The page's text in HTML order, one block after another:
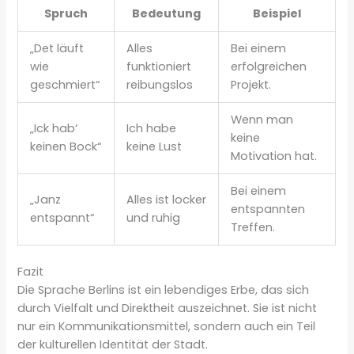
Spruch Bedeutung Beispiel
„Det läuft
wie
geschmiert“
Alles
funktioniert
reibungslos
Bei einem
erfolgreichen
Projekt.
„Ick hab‘
keinen Bock“
Ich habe
keine Lust
Wenn man
keine
Motivation hat.
„Janz
entspannt“
Alles ist locker
und ruhig
Bei einem
entspannten
Treffen.
Fazit
Die Sprache Berlins ist ein lebendiges Erbe, das sich
durch Vielfalt und Direktheit auszeichnet. Sie ist nicht
nur ein Kommunikationsmittel, sondern auch ein Teil
der kulturellen Identität der Stadt.